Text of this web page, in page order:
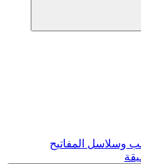
وسلاسل المفاتيح